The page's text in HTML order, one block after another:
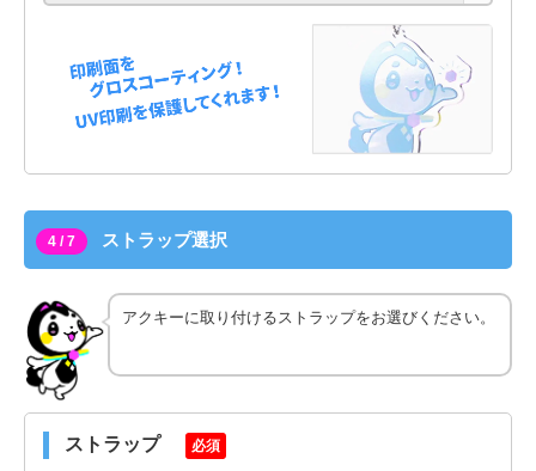
4 / 7 ストラップ選択
アクキーに取り付けるストラップをお選びください。
ストラップ 必須